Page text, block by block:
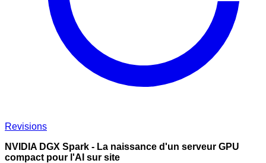
Revisions
NVIDIA DGX Spark - La naissance d'un serveur GPU
compact pour l'AI sur site